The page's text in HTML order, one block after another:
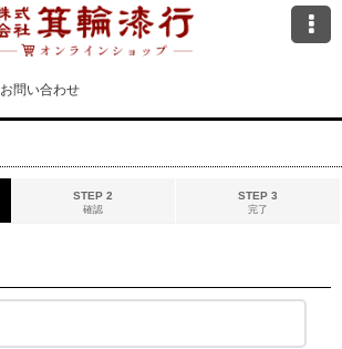
お問い合わせ
STEP 2
確認
STEP 3
完了